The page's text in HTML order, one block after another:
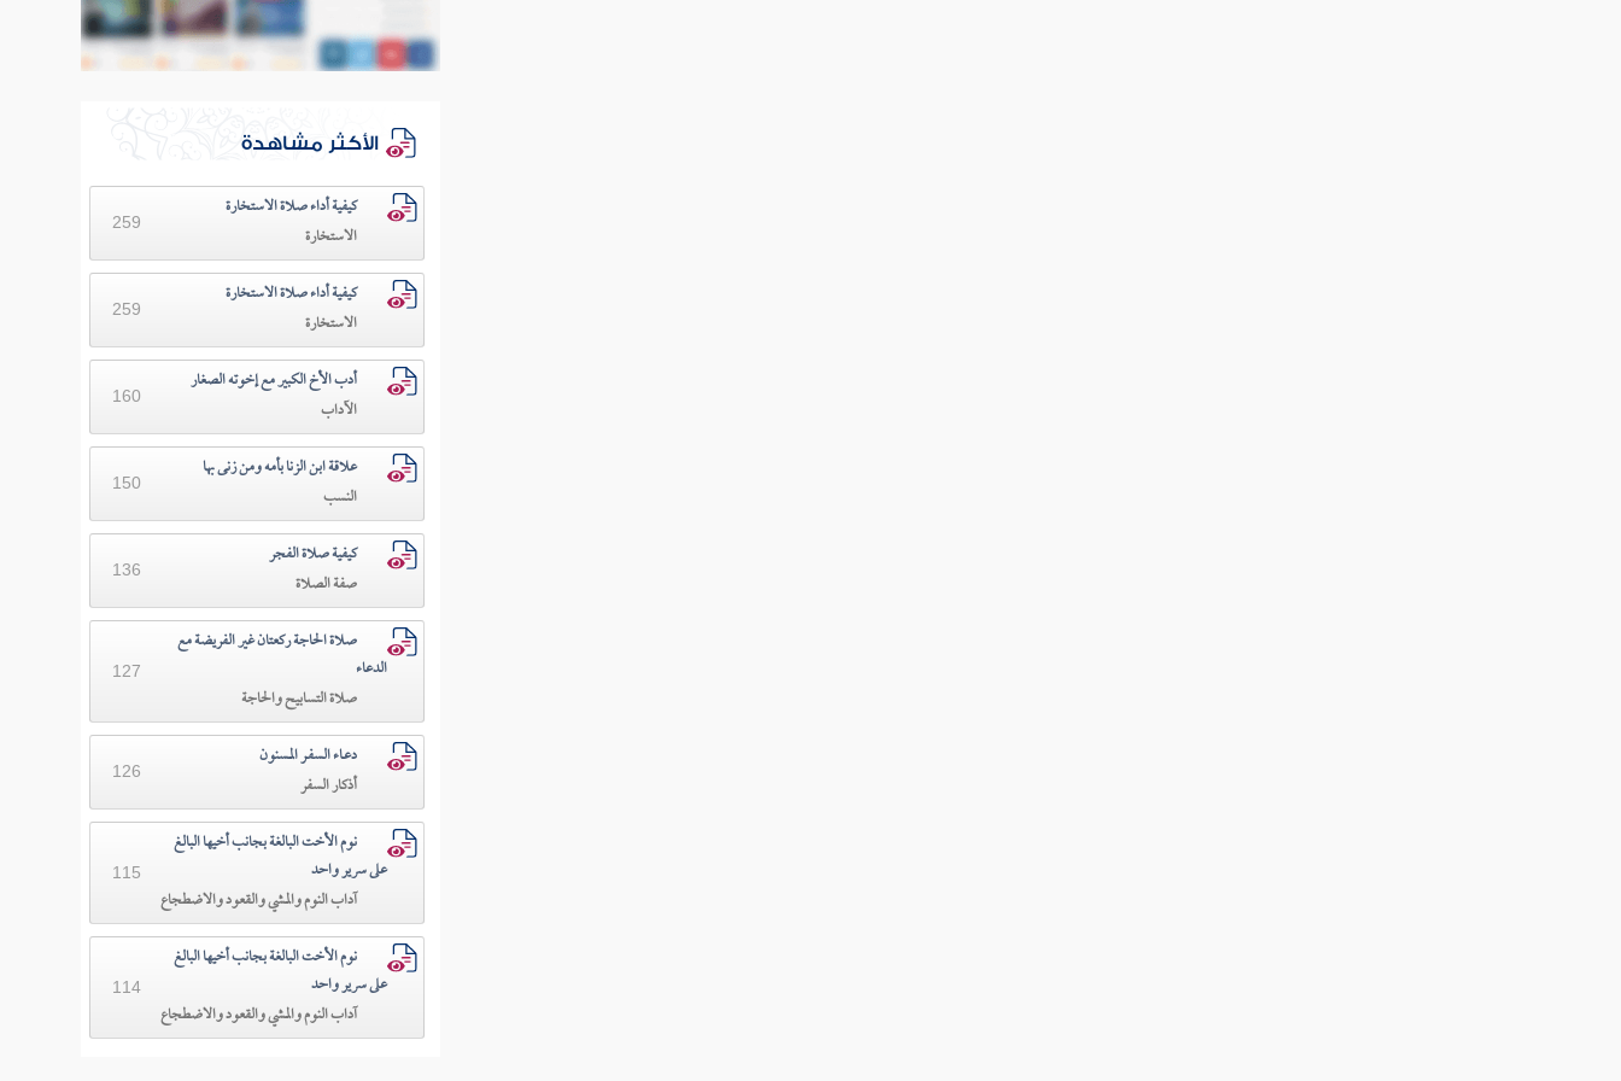
الأكثر مشاهدة
كيفية أداء صلاة الاستخارة
الاستخارة
259
كيفية أداء صلاة الاستخارة
الاستخارة
259
أدب الأخ الكبير مع إخوته الصغار
الآداب
160
علاقة ابن الزنا بأمه ومن زنى بها
النسب
150
كيفية صلاة الفجر
صفة الصلاة
136
صلاة الحاجة ركعتان غير الفريضة مع
الدعاء
صلاة التسابيح والحاجة
127
دعـاء السفـر المسنون
أذكار السفر
126
نوم الأخت البالغة بجانب أخيها البالغ
على سرير واحد
آداب النوم والمشي والقعود والاضطجاع
115
نوم الأخت البالغة بجانب أخيها البالغ
على سرير واحد
آداب النوم والمشي والقعود والاضطجاع
114